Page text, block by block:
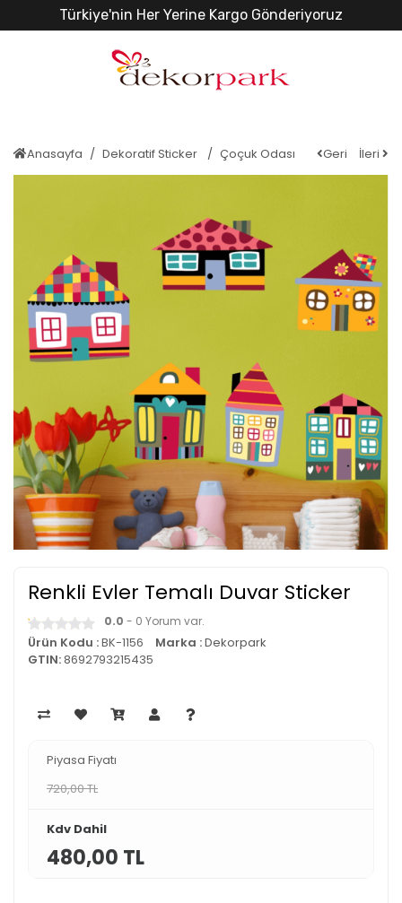
Türkiye'nin Her Yerine Kargo Gönderiyoruz
Anasayfa Dekoratif Sticker Çoçuk Odası Geri İleri
Renkli Evler Temalı Duvar Sticker
0.0 - 0 Yorum var.
Ürün Kodu :BK-1156 Marka :Dekorpark
GTIN:8692793215435
Piyasa Fiyatı
720,00 TL
Kdv Dahil
480,00 TL